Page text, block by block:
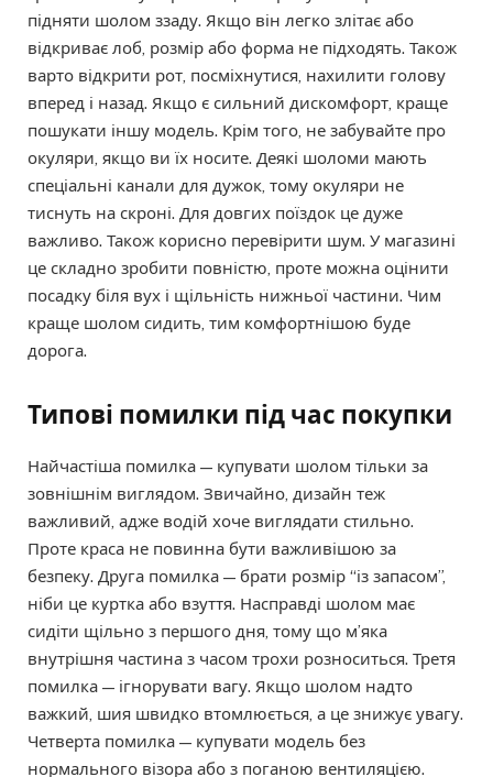
підняти шолом ззаду. Якщо він легко злітає або
відкриває лоб, розмір або форма не підходять. Також
варто відкрити рот, посміхнутися, нахилити голову
вперед і назад. Якщо є сильний дискомфорт, краще
пошукати іншу модель. Крім того, не забувайте про
окуляри, якщо ви їх носите. Деякі шоломи мають
спеціальні канали для дужок, тому окуляри не
тиснуть на скроні. Для довгих поїздок це дуже
важливо. Також корисно перевірити шум. У магазині
це складно зробити повністю, проте можна оцінити
посадку біля вух і щільність нижньої частини. Чим
краще шолом сидить, тим комфортнішою буде
дорога.
Типові помилки під час покупки
Найчастіша помилка — купувати шолом тільки за
зовнішнім виглядом. Звичайно, дизайн теж
важливий, адже водій хоче виглядати стильно.
Проте краса не повинна бути важливішою за
безпеку. Друга помилка — брати розмір “із запасом”,
ніби це куртка або взуття. Насправді шолом має
сидіти щільно з першого дня, тому що м’яка
внутрішня частина з часом трохи розноситься. Третя
помилка — ігнорувати вагу. Якщо шолом надто
важкий, шия швидко втомлюється, а це знижує увагу.
Четверта помилка — купувати модель без
нормального візора або з поганою вентиляцією.